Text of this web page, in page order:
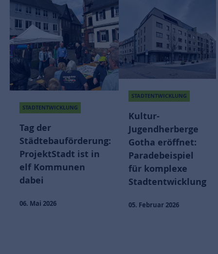
STADTENTWICKLUNG
Tag der
Städtebauförderung:
ProjektStadt ist in
elf Kommunen
dabei
06. Mai 2026
STADTENTWICKLUNG
Kultur-
Jugendherberge
Gotha eröffnet:
Paradebeispiel
für komplexe
Stadtentwicklung
05. Februar 2026